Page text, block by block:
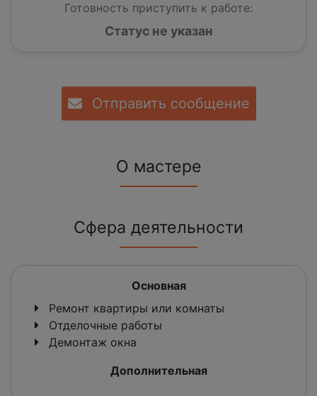
Готовность приступить к работе:
Статус не указан
Отправить сообщение
О мастере
Сфера деятельности
Основная
Ремонт квартиры или комнаты
Отделочные работы
Демонтаж окна
Дополнительная